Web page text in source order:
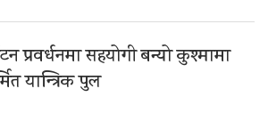
प्रवर्धनमा सहयोगी बन्यो कुश्मामा
यान्त्रिक पुल